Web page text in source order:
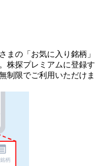
まの 「お気に入り銘柄」
株探プレミアムに登録す
制限でご利用いただけま